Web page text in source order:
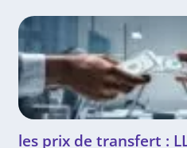
les prix de transfert :